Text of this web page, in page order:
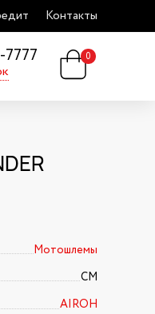
Контакты
7777 0
Мотошлемы
CM
AIROH